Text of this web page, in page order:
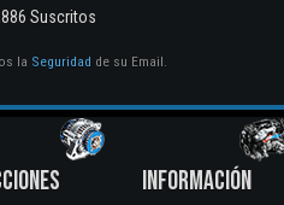
Suscritos
la Seguridad de su Email.
INFORMACIÓN